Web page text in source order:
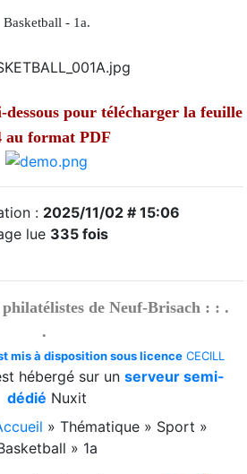
Basketball - 1a.
pour télécharger la feuille
au format PDF
: 2025/11/02 # 15:06
lue 335 fois
de Neuf-Brisach : : .
.
mis à disposition sous licence CECILL
hébergé sur un serveur semi-
dédié Nuxit
» Thématique» Sport »
» 1a